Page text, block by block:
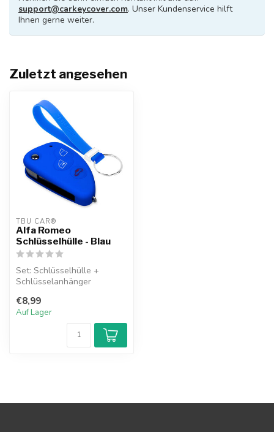
support@carkeycover.com. Unser Kundenservice hilft
Ihnen gerne weiter.
Zuletzt angesehen
TBU CAR®
Alfa Romeo
Schlüsselhülle - Blau
Set: Schlüsselhülle +
Schlüsselanhänger
€8,99
Auf Lager